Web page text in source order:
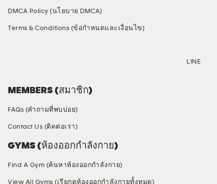
DMCA Policy (นโยบาย DMCA)
Terms & Conditions (ข้อกำหนดและเงื่อนไข)
GYMS (ห้องออกกำลังกาย)
Find A Gym (ค้นหาห้องออกกำลังกาย)
View All Gyms (เรียกดูห้องออกกำลังกายทั้งหมด)
MEMBERS (สมาชิก)
FAQs (คำถามที่พบบ่อย)
Contact Us (ติดต่อเรา)
LINE